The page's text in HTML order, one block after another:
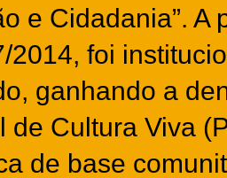
e Cidadania”. A
2014, foi
ganhando a
de Cultura Viva
de base